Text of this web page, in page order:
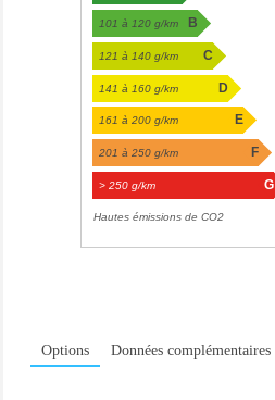
Options Données complémentaires
101 à 120 g/km B
121 à 140 g/km C
141 à 160 g/km D
161 à 200 g/km E
201 à 250 g/km F
> 250 g/km G
Hautes émissions de CO2